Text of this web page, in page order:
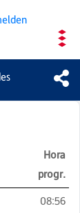
Hora
progr.
08:56